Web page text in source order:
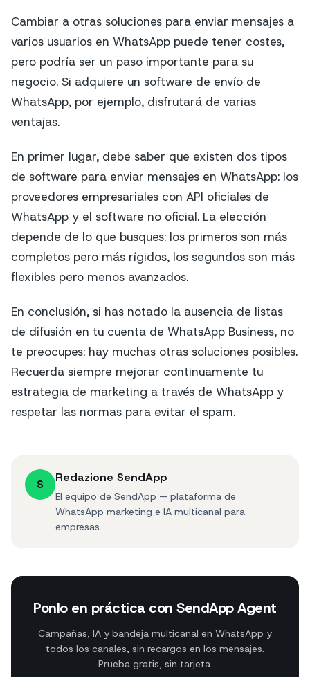
Cambiar a otras soluciones para enviar mensajes a
varios usuarios en WhatsApp puede tener costes,
pero podría ser un paso importante para su
negocio. Si adquiere un software de envío de
WhatsApp, por ejemplo, disfrutará de varias
ventajas.
En primer lugar, debe saber que existen dos tipos
de software para enviar mensajes en WhatsApp: los
proveedores empresariales con API oficiales de
WhatsApp y el software no oficial. La elección
depende de lo que busques: los primeros son más
completos pero más rígidos, los segundos son más
flexibles pero menos avanzados.
En conclusión, si has notado la ausencia de listas
de difusión en tu cuenta de WhatsApp Business, no
te preocupes: hay muchas otras soluciones posibles.
Recuerda siempre mejorar continuamente tu
estrategia de marketing a través de WhatsApp y
respetar las normas para evitar el spam.
S Redazione SendApp
El equipo de SendApp — plataforma de
WhatsApp marketing e IA multicanal para
empresas.
Ponlo en práctica con SendApp Agent
Campañas, IA y bandeja multicanal en WhatsApp y
todos los canales, sin recargos en los mensajes.
Prueba gratis, sin tarjeta.